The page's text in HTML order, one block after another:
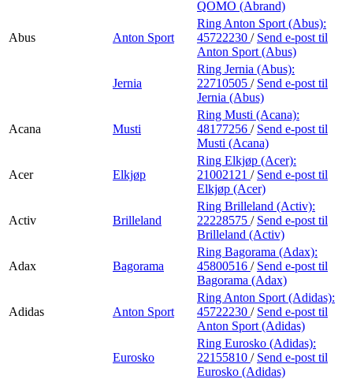
QOMO (Abrand)
Abus Anton Sport
Ring Anton Sport (Abus):
45722230 / Send e-post til
Anton Sport (Abus)
Jernia
Ring Jernia (Abus):
22710505 / Send e-post til
Jernia (Abus)
Acana Musti
Ring Musti (Acana):
48177256 / Send e-post til
Musti (Acana)
Acer Elkjøp
Ring Elkjøp (Acer):
21002121 / Send e-post til
Elkjøp (Acer)
Activ Brilleland
Ring Brilleland (Activ):
22228575 / Send e-post til
Brilleland (Activ)
Adax Bagorama
Ring Bagorama (Adax):
45800516 / Send e-post til
Bagorama (Adax)
Adidas Anton Sport
Ring Anton Sport (Adidas):
45722230 / Send e-post til
Anton Sport (Adidas)
Eurosko
Ring Eurosko (Adidas):
22155810 / Send e-post til
Eurosko (Adidas)